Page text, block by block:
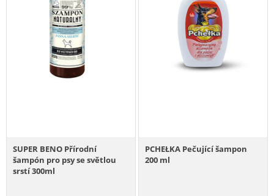
SUPER BENO Přírodní
šampón pro psy se světlou
srstí 300ml
PCHEŁKA Pečující šampon
200 ml